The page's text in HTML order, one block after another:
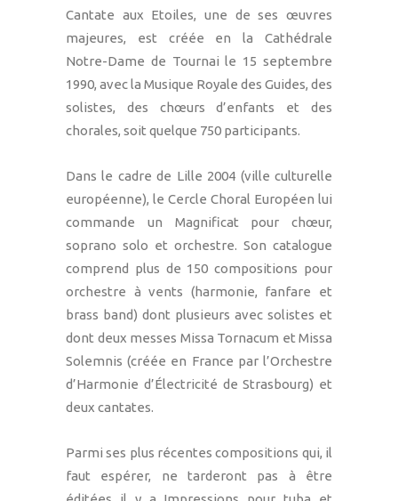
Cantate aux Etoiles, une de ses œuvres
majeures, est créée en la Cathédrale
Notre-Dame de Tournai le 15 septembre
1990, avec la Musique Royale des Guides, des
solistes, des chœurs d’enfants et des
chorales, soit quelque 750 participants.
Dans le cadre de Lille 2004 (ville culturelle
européenne), le Cercle Choral Européen lui
commande un Magnificat pour chœur,
soprano solo et orchestre. Son catalogue
comprend plus de 150 compositions pour
orchestre à vents (harmonie, fanfare et
brass band) dont plusieurs avec solistes et
dont deux messes Missa Tornacum et Missa
Solemnis (créée en France par l’Orchestre
d’Harmonie d’Électricité de Strasbourg) et
deux cantates.
Parmi ses plus récentes compositions qui, il
faut espérer, ne tarderont pas à être